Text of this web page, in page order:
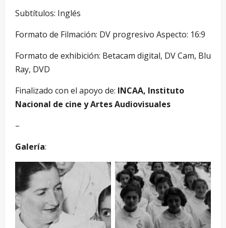
Subtítulos: Inglés
Formato de Filmación: DV progresivo Aspecto: 16:9
Formato de exhibición: Betacam digital, DV Cam, Blu
Ray, DVD
Finalizado con el apoyo de: INCAA, Instituto
Nacional de cine y Artes Audiovisuales
–
Galería: